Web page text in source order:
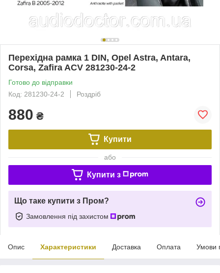
Перехідна рамка 1 DIN, Opel Astra, Antara,
Corsa, Zafira ACV 281230-24-2
Готово до відправки
Код: 281230-24-2
Роздріб
880 ₴
Купити
або
Купити з
Що таке купити з Пром?
Замовлення під захистом
Опис Характеристики Доставка Оплата Умови